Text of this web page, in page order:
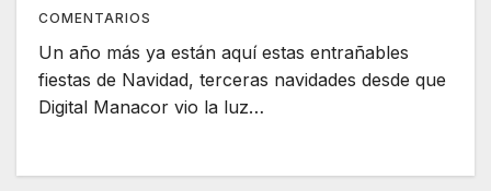
COMENTARIOS
Un año más ya están aquí estas entrañables
fiestas de Navidad, terceras navidades desde que
Digital Manacor vio la luz…